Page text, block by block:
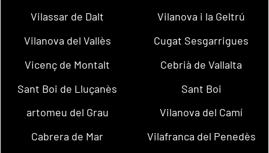
Vilassar de Dalt
Vilanova i la Geltrú
Vilanova del Vallès
Cugat Sesgarrigues
Vicenç de Montalt
Cebrià de Vallalta
Sant Boi de Lluçanès
Sant Boi
artomeu del Grau
Vilanova del Camí
Cabrera de Mar
Vilafranca del Penedès